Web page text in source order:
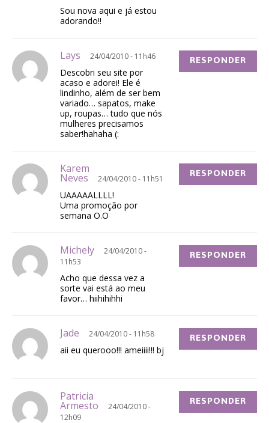
Sou nova aqui e já estou
adorando!!
Lays 24/04/2010 - 11h46
Descobri seu site por
acaso e adorei! Ele é
lindinho, além de ser bem
variado… sapatos, make
up, roupas… tudo que nós
mulheres precisamos
saber!hahaha (:
RESPONDER
Karem
Neves 24/04/2010 - 11h51
UAAAAALLLL!
Uma promoção por
semana O.O
RESPONDER
Michely
24/04/2010 -
11h53
Acho que dessa vez a
sorte vai está ao meu
favor… hiihihihhi
RESPONDER
Jade 24/04/2010 - 11h58
aii eu querooo!!! ameiiii!!! bj
RESPONDER
Patricia
Armesto
24/04/2010 -
12h09
RESPONDER